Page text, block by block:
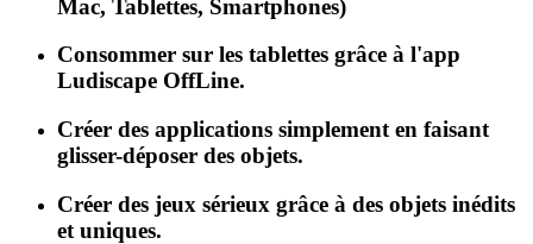
Mac, Tablettes, Smartphones)
Consommer sur les tablettes grâce à l'app
Ludiscape OffLine.
Créer des applications simplement en faisant
glisser-déposer des objets.
Créer des jeux sérieux grâce à des objets inédits
et uniques.